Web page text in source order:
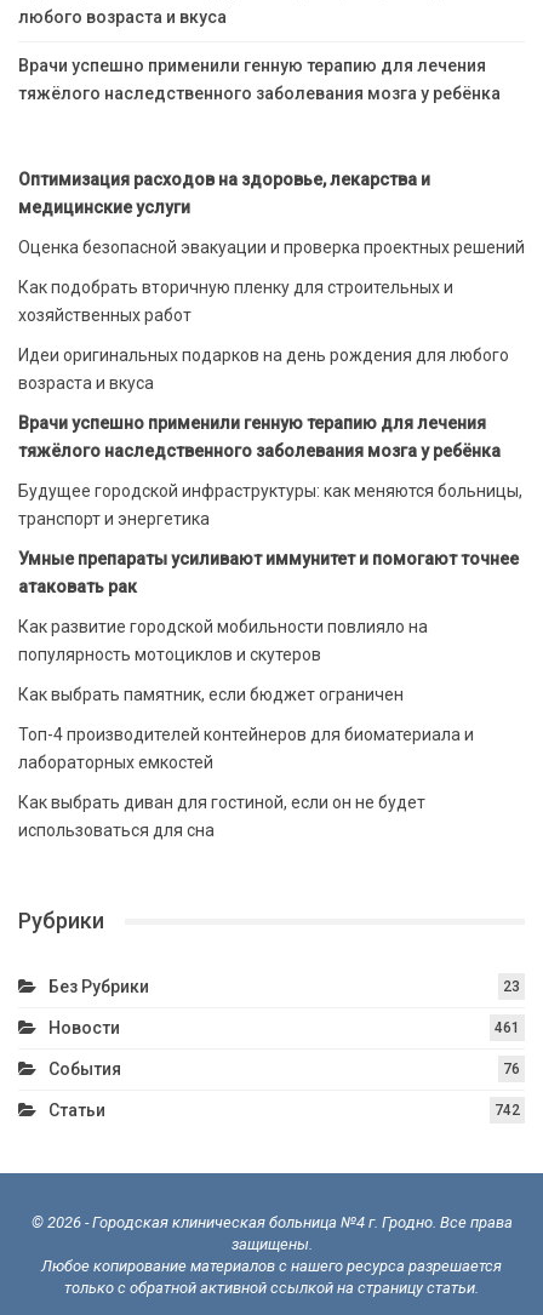
любого возраста и вкуса
Врачи успешно применили генную терапию для лечения
тяжёлого наследственного заболевания мозга у ребёнка
Оптимизация расходов на здоровье, лекарства и
медицинские услуги
Оценка безопасной эвакуации и проверка проектных решений
Как подобрать вторичную пленку для строительных и
хозяйственных работ
Идеи оригинальных подарков на день рождения для любого
возраста и вкуса
Врачи успешно применили генную терапию для лечения
тяжёлого наследственного заболевания мозга у ребёнка
Будущее городской инфраструктуры: как меняются больницы,
транспорт и энергетика
Умные препараты усиливают иммунитет и помогают точнее
атаковать рак
Как развитие городской мобильности повлияло на
популярность мотоциклов и скутеров
Как выбрать памятник, если бюджет ограничен
Топ-4 производителей контейнеров для биоматериала и
лабораторных емкостей
Как выбрать диван для гостиной, если он не будет
использоваться для сна
Рубрики
Без Рубрики 23
Новости 461
События 76
Статьи 742
© 2026 - Городская клиническая больница №4 г. Гродно. Все права
защищены.
Любое копирование материалов с нашего ресурса разрешается
только с обратной активной ссылкой на страницу статьи.